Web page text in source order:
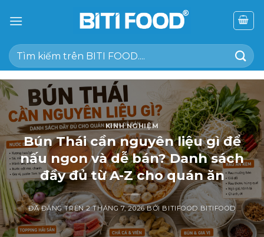
đến
dung
Tìm
kiếm:
KINH NGHIỆM
Bún Thái cần nguyên liệu gì để
nấu ngon và dễ bán? Danh sách
đầy đủ từ A-Z cho quán ăn
ĐÃ ĐĂNG TRÊN2 THÁNG 7, 2026 BỞI BITIFOOD BITIFOOD